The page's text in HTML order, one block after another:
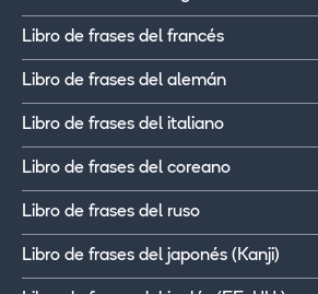
Libro de frases del francés
Libro de frases del alemán
Libro de frases del italiano
Libro de frases del coreano
Libro de frases del ruso
Libro de frases del japonés (Kanji)